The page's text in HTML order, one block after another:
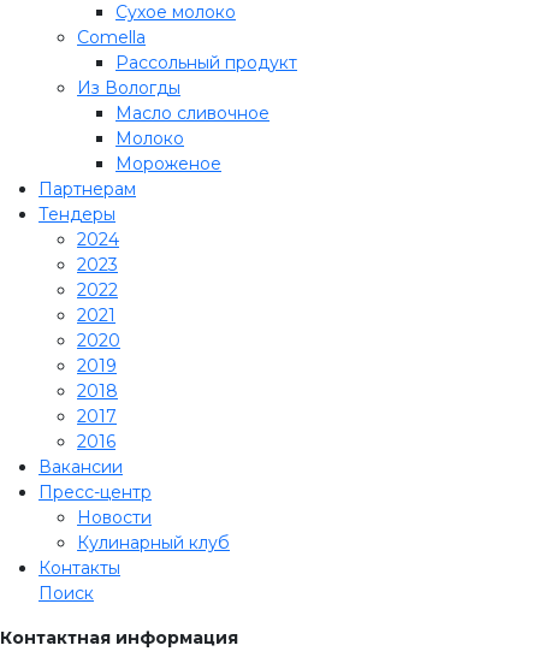
Сухое молоко
Comеlla
Рассольный продукт
Из Вологды
Масло сливочное
Молоко
Мороженое
Партнерам
Тендеры
2024
2023
2022
2021
2020
2019
2018
2017
2016
Вакансии
Пресс-центр
Новости
Кулинарный клуб
Контакты
Поиск
Контактная информация